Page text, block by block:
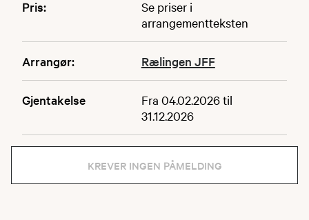
Pris:
Se priser i
arrangementteksten
Arrangør: Rælingen JFF
Gjentakelse
Fra 04.02.2026 til
31.12.2026
KREVER INGEN PÅMELDING